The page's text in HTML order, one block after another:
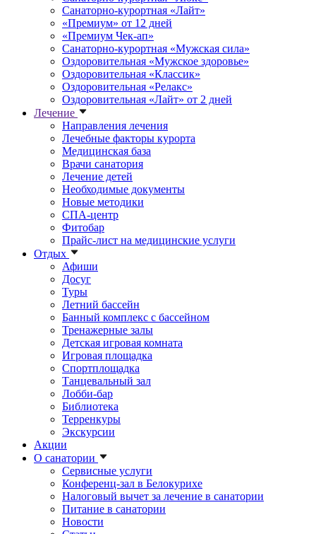
Санаторно-курортная «Лайт»
«Премиум» от 12 дней
«Премиум Чек-ап»
Санаторно-курортная «Мужская сила»
Оздоровительная «Мужское здоровье»
Оздоровительная «Классик»
Оздоровительная «Релакс»
Оздоровительная «Лайт» от 2 дней
Лечение
Направления лечения
Лечебные факторы курорта
Медицинская база
Врачи санатория
Лечение детей
Необходимые документы
Новые методики
СПА-центр
Фитобар
Прайс-лист на медицинские услуги
Отдых
Афиши
Досуг
Туры
Летний бассейн
Банный комплекс с бассейном
Тренажерные залы
Детская игровая комната
Игровая площадка
Спортплощадка
Танцевальный зал
Лобби-бар
Библиотека
Терренкуры
Экскурсии
Акции
О санатории
Сервисные услуги
Конференц-зал в Белокурихе
Налоговый вычет за лечение в санатории
Питание в санатории
Новости